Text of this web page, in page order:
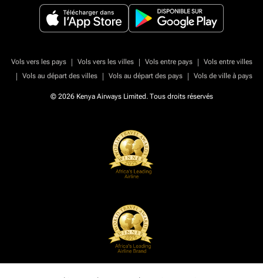
Vols vers les pays | Vols vers les villes | Vols entre pays |
Vols entre villes
|
Vols au départ des villes | Vols au départ des pays | Vols de ville à pays
© 2026 Kenya Airways Limited. Tous droits réservés